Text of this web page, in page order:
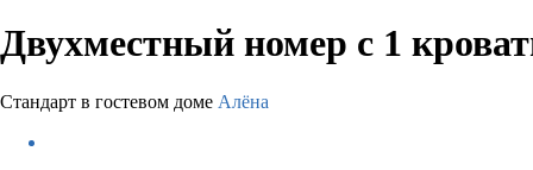
Двухместный номер с 1
Стандарт в гостевом доме Алёна